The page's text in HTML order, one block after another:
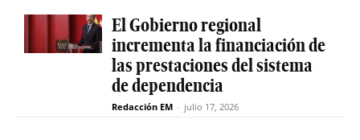
El Gobierno regional
incrementa la financiación de
las prestaciones del sistema
de dependencia
Redacción EM - julio 17, 2026